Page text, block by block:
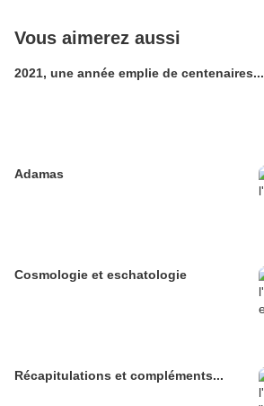
Vous aimerez aussi
2021, une année emplie de centenaires...
Adamas
Cosmologie et eschatologie
Récapitulations et compléments...